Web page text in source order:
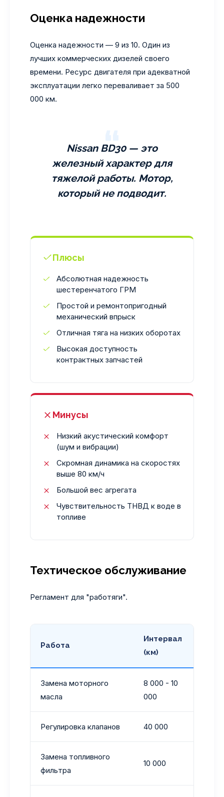
Оценка надежности
Оценка надежности — 9 из 10. Один из
лучших коммерческих дизелей своего
времени. Ресурс двигателя при адекватной
эксплуатации легко переваливает за 500
000 км.
Nissan BD30 — это
железный характер для
тяжелой работы. Мотор,
который не подводит.
Плюсы
Абсолютная надежность
шестеренчатого ГРМ
Простой и ремонтопригодный
механический впрыск
Отличная тяга на низких оборотах
Высокая доступность
контрактных запчастей
Минусы
Низкий акустический комфорт
(шум и вибрации)
Скромная динамика на скоростях
выше 80 км/ч
Большой вес агрегата
Чувствительность ТНВД к воде в
топливе
Техтическое обслуживание
Регламент для "работяги".
Работа
Интервал
(км)
Замена моторного
масла
8 000 - 10
000
Регулировка клапанов 40 000
Замена топливного
фильтра
10 000